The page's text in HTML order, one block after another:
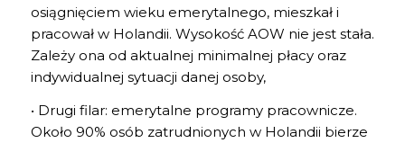
osiągnięciem wieku emerytalnego, mieszkał i
pracował w Holandii. Wysokość AOW nie jest stała.
Zależy ona od aktualnej minimalnej płacy oraz
indywidualnej sytuacji danej osoby,
• Drugi filar: emerytalne programy pracownicze.
Około 90% osób zatrudnionych w Holandii bierze